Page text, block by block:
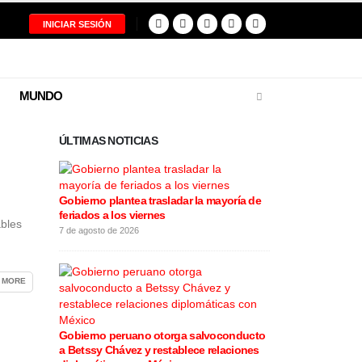
INICIAR SESIÓN
MUNDO
ÚLTIMAS NOTICIAS
Gobierno plantea trasladar la mayoría de
feriados a los viernes
7 de agosto de 2026
Gobierno peruano otorga salvoconducto
a Betssy Chávez y restablece relaciones